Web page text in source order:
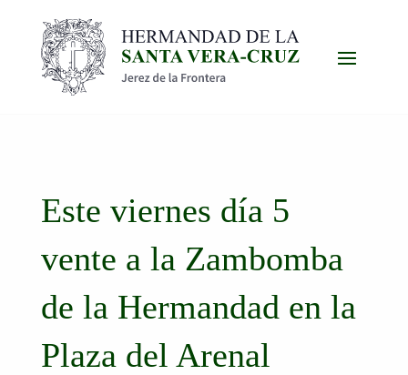
Este viernes día 5
vente a la Zambomba
de la Hermandad en la
Plaza del Arenal